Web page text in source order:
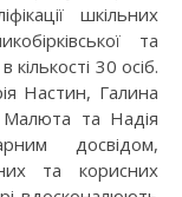
шкільних
та
30 осіб.
Настин, Галина
Малюта та Надія
досвідом,
та корисних